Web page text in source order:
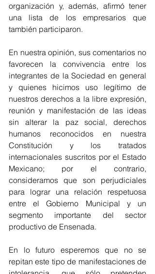
organización y, además, afirmó tener
una lista de los empresarios que
también participaron.
En nuestra opinión, sus comentarios no
favorecen la convivencia entre los
integrantes de la Sociedad en general
y quienes hicimos uso legítimo de
nuestros derechos a la libre expresión,
reunión y manifestación de las ideas
sin alterar la paz social, derechos
humanos reconocidos en nuestra
Constitución y los tratados
internacionales suscritos por el Estado
Mexicano; por el contrario,
consideramos que son perjudiciales
para lograr una relación respetuosa
entre el Gobierno Municipal y un
segmento importante del sector
productivo de Ensenada.
En lo futuro esperemos que no se
repitan este tipo de manifestaciones de